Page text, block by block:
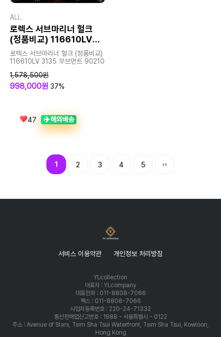
ALL
로렉스 서브마리너 헐크
(정품비교) 116610LV
3135 무브먼트
로렉스 서브마리너 헐크 (정품비교)
116610LV 3135 무브먼트 90210
1,578,500원
998,000원 37%
47 ✈️해외배송
1 2 3 4 5
서비스 이용약관 개인정보 처리방침
YLcollection
대표자 : YLcompany
대표전화 : 011-8808-7066
팩스 : 011-8808-7066
사업자등록번호 : 220-24-71332
통신판매업신고번호 : 1988 - 서울특별시 - 0122
주소 : Avenue of Stars, Tsim Sha Tsui Waterfront, Tsim Sha Tsui, Kowloon,
Hong Kong